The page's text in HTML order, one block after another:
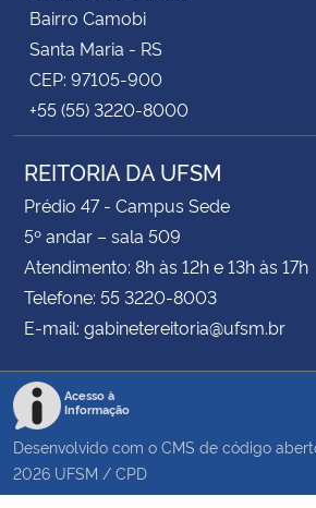
Bairro Camobi
Santa Maria - RS
CEP: 97105-900
+55 (55) 3220-8000
REITORIA DA UFSM
Prédio 47 - Campus Sede
5º andar – sala 509
Atendimento: 8h às 12h e 13h às 17h
Telefone: 55 3220-8003
E-mail: gabinetereitoria@ufsm.br
Acesso à
Informação
Desenvolvido com o CMS de código
2026 UFSM / CPD